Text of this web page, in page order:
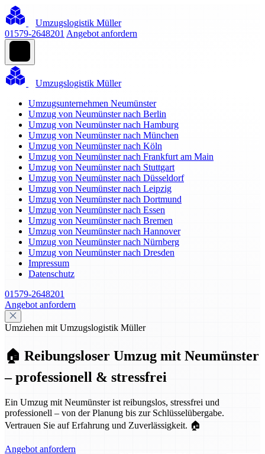
Umzugslogistik Müller
01579-2648201 Angebot anfordern
Umzugslogistik Müller
Umzugsunternehmen Neumünster
Umzug von Neumünster nach Berlin
Umzug von Neumünster nach Hamburg
Umzug von Neumünster nach München
Umzug von Neumünster nach Köln
Umzug von Neumünster nach Frankfurt am Main
Umzug von Neumünster nach Stuttgart
Umzug von Neumünster nach Düsseldorf
Umzug von Neumünster nach Leipzig
Umzug von Neumünster nach Dortmund
Umzug von Neumünster nach Essen
Umzug von Neumünster nach Bremen
Umzug von Neumünster nach Hannover
Umzug von Neumünster nach Nürnberg
Umzug von Neumünster nach Dresden
Impressum
Datenschutz
01579-2648201
Angebot anfordern
Umziehen mit Umzugslogistik Müller
🏠 Reibungsloser Umzug mit Neumünster
– professionell & stressfrei
Ein Umzug mit Neumünster ist reibungslos, stressfrei und
professionell – von der Planung bis zur Schlüsselübergabe.
Vertrauen Sie auf Erfahrung und Zuverlässigkeit. 🏠
Angebot anfordern